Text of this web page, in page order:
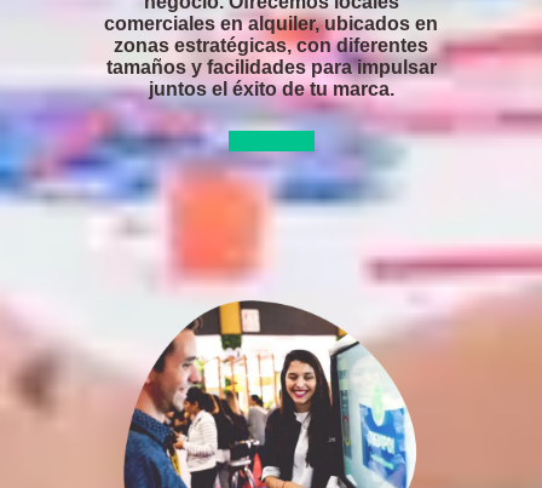
comerciales en alquiler, ubicados en
zonas estratégicas, con diferentes
tamaños y facilidades para impulsar
juntos el éxito de tu marca.
Consultar